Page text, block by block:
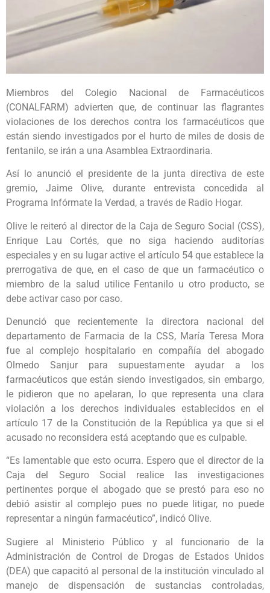
Miembros del Colegio Nacional de Farmacéuticos
(CONALFARM) advierten que, de continuar las flagrantes
violaciones de los derechos contra los farmacéuticos que
están siendo investigados por el hurto de miles de dosis de
fentanilo, se irán a una Asamblea Extraordinaria.
Así lo anunció el presidente de la junta directiva de este
gremio, Jaime Olive, durante entrevista concedida al
Programa Infórmate la Verdad, a través de Radio Hogar.
Olive le reiteró al director de la Caja de Seguro Social (CSS),
Enrique Lau Cortés, que no siga haciendo auditorías
especiales y en su lugar active el artículo 54 que establece la
prerrogativa de que, en el caso de que un farmacéutico o
miembro de la salud utilice Fentanilo u otro producto, se
debe activar caso por caso.
Denunció que recientemente la directora nacional del
departamento de Farmacia de la CSS, María Teresa Mora
fue al complejo hospitalario en compañía del abogado
Olmedo Sanjur para supuestamente ayudar a los
farmacéuticos que están siendo investigados, sin embargo,
le pidieron que no apelaran, lo que representa una clara
violación a los derechos individuales establecidos en el
artículo 17 de la Constitución de la República ya que si el
acusado no reconsidera está aceptando que es culpable.
“Es lamentable que esto ocurra. Espero que el director de la
Caja del Seguro Social realice las investigaciones
pertinentes porque el abogado que se prestó para eso no
debió asistir al complejo pues no puede litigar, no puede
representar a ningún farmacéutico”, indicó Olive.
Sugiere al Ministerio Público y al funcionario de la
Administración de Control de Drogas de Estados Unidos
(DEA) que capacitó al personal de la institución vinculado al
manejo de dispensación de sustancias controladas,